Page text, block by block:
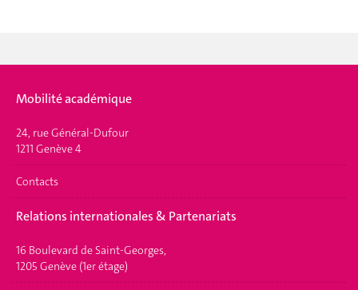
Mobilité académique
24, rue Général-Dufour
1211 Genève 4
Contacts
Relations internationales & Partenariats
16 Boulevard de Saint-Georges,
1205 Genève (1er étage)